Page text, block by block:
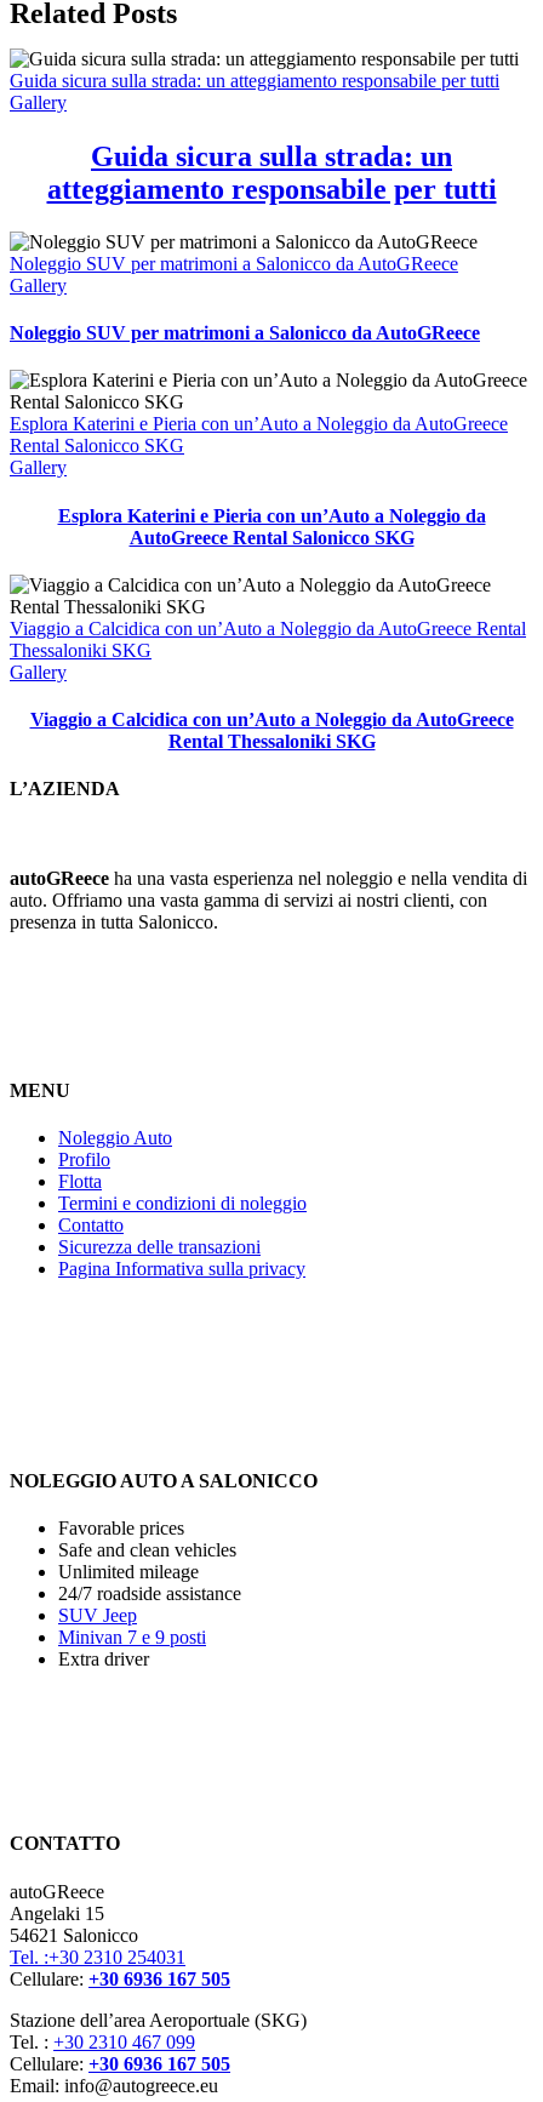
Related Posts
Guida sicura sulla strada: un atteggiamento responsabile per tutti
Gallery
Guida sicura sulla strada: un
atteggiamento responsabile per tutti
Noleggio SUV per matrimoni a Salonicco da AutoGReece
Gallery
Noleggio SUV per matrimoni a Salonicco da AutoGReece
Esplora Katerini e Pieria con un’Auto a Noleggio da AutoGreece
Rental Salonicco SKG
Gallery
Esplora Katerini e Pieria con un’Auto a Noleggio da
AutoGreece Rental Salonicco SKG
Viaggio a Calcidica con un’Auto a Noleggio da AutoGreece Rental
Thessaloniki SKG
Gallery
Viaggio a Calcidica con un’Auto a Noleggio da AutoGreece
Rental Thessaloniki SKG
L’AZIENDA
autoGReece ha una vasta esperienza nel noleggio e nella vendita di
auto. Offriamo una vasta gamma di servizi ai nostri clienti, con
presenza in tutta Salonicco.
MENU
Noleggio Auto
Profilo
Flotta
Termini e condizioni di noleggio
Contatto
Sicurezza delle transazioni
Pagina Informativa sulla privacy
NOLEGGIO AUTO A SALONICCO
Favorable prices
Safe and clean vehicles
Unlimited mileage
24/7 roadside assistance
SUV Jeep
Minivan 7 e 9 posti
Extra driver
CONTATTO
autoGReece
Angelaki 15
54621 Salonicco
Tel. :+30 2310 254031
Cellulare: +30 6936 167 505
Stazione dell’area Aeroportuale (SKG)
Tel. : +30 2310 467 099
Cellulare: +30 6936 167 505
Email: info@autogreece.eu